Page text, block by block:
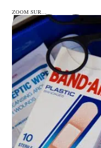
ZOOM SUR…